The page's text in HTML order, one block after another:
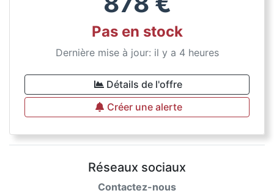
Pas en stock
Dernière mise à jour: il y a 4 heures
Détails de l'offre
Créer une alerte
Réseaux sociaux
Contactez-nous